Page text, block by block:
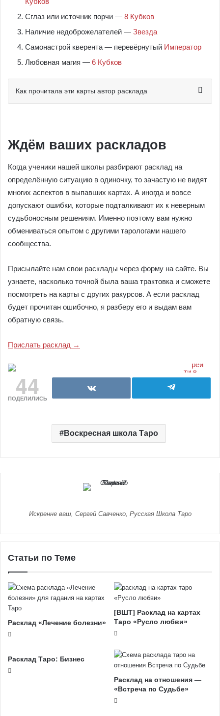
Сглаз или источник порчи — 8 Кубков
Наличие недоброжелателей — Звезда
Самонастрой кверента — перевёрнутый Император
Любовная магия — 6 Кубков
Как прочитала эти карты автор расклада
Ждём ваших раскладов
Когда ученики нашей школы разбирают расклад на
определённую ситуацию в одиночку, то зачастую не видят
многих аспектов в выпавших картах. А иногда и вовсе
допускают ошибки, которые подталкивают их к неверным
судьбоносным решениям. Именно поэтому вам нужно
обмениваться опытом с другими тарологами нашего
сообщества.
Присылайте нам свои расклады через форму на сайте. Вы
узнаете, насколько точной была ваша трактовка и сможете
посмотреть на карты с других ракурсов. А если расклад
будет прочитан ошибочно, я разберу его и выдам вам
обратную связь.
Прислать расклад →
44
ПОДЕЛИЛИСЬ
Воскресная школа Таро
Искренне ваш, Сергей Савченко, Русская Школа Таро
Статьи по Теме
Расклад «Лечение болезни»
[ВШТ] Расклад на картах
Таро «Русло любви»
Расклад Таро: Бизнес
Расклад на отношения —
«Встреча по Судьбе»